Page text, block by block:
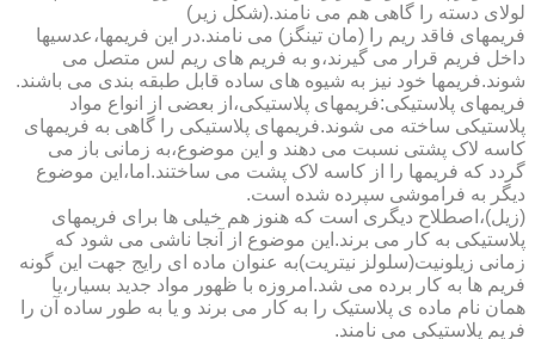
لولای دسته را گاهی هم می نامند.(شکل زیر)
فریمهای فاقد ریم را (مان تینگز) می نامند.در این فریمها،عدسیها
داخل فریم قرار می گیرند،و به فریم های ریم لس متصل می
شوند.فریمها خود نیز به شیوه های ساده قابل طبقه بندی می باشند.
فریمهای پلاستیکی:فریمهای پلاستیکی،از بعضی از انواع مواد
پلاستیکی ساخته می شوند.فریمهای پلاستیکی را گاهی به فریمهای
کاسه لاک پشتی نسبت می دهند و این موضوع،به زمانی باز می
گردد که فریمها را از کاسه لاک پشت می ساختند.اما،این موضوع
دیگر به فراموشی سپرده شده است.
(زیل)،اصطلاح دیگری است که هنوز هم خیلی ها برای فریمهای
پلاستیکی به کار می برند.این موضوع از آنجا ناشی می شود که
زمانی زیلونیت(سلولز نیتریت)به عنوان ماده ای رایج جهت این گونه
فریم ها به کار برده می شد.امروزه با ظهور مواد جدید بسیار،یا
همان نام ماده ی پلاستیک را به کار می برند و یا به طور ساده آن را
فریم پلاستیکی می نامند.